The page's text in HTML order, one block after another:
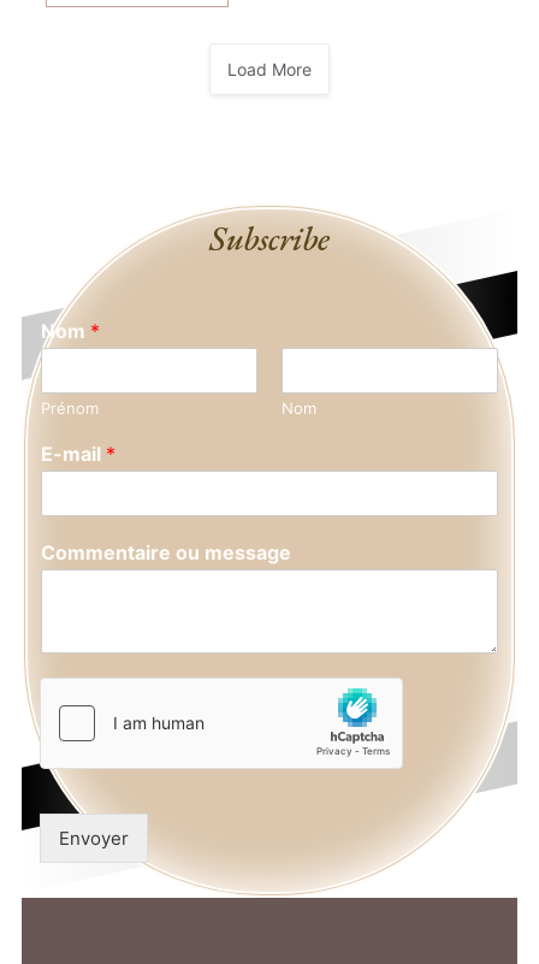
Load More
Subscribe
Nom *
Prénom Nom
E-mail *
Commentaire ou message
Envoyer